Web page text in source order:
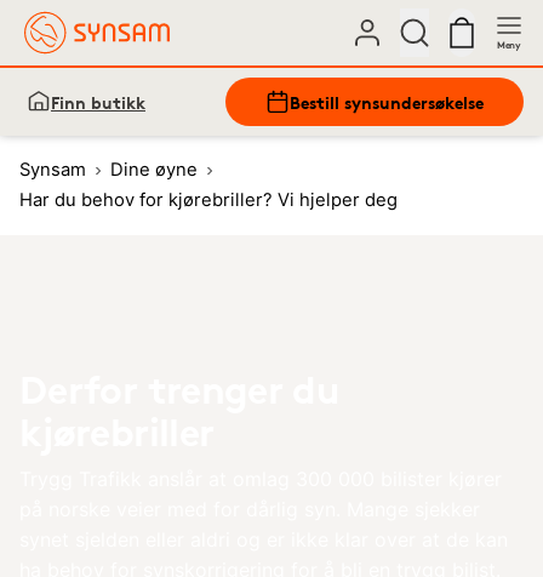
Meny
Finn butikk Bestill synsundersøkelse
Synsam
Dine øyne
Har du behov for kjørebriller? Vi hjelper deg